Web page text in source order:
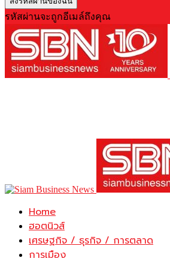
รหัสผ่านจะถูกอีเมล์ถึงคุณ
Home
ฮอตนิวส์
เศรษฐกิจ / ธุรกิจ / การตลาด
การเมือง